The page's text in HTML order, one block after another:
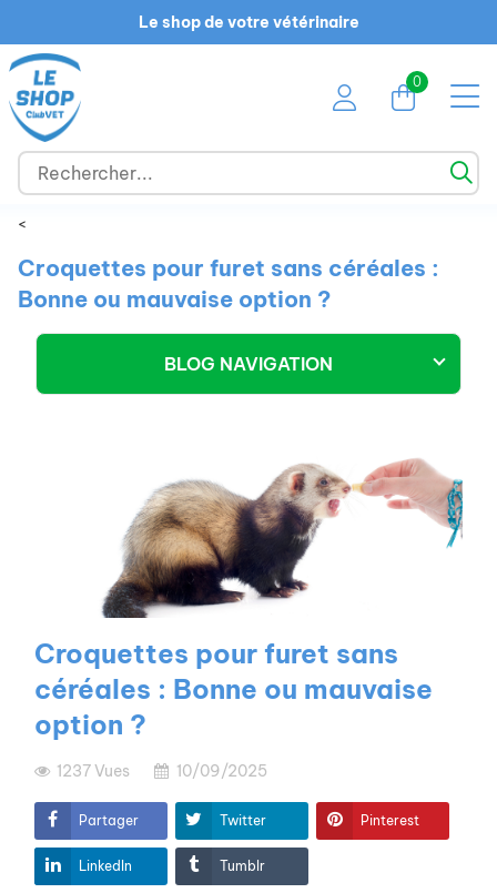
Le shop de votre vétérinaire
0
<
Croquettes pour furet sans céréales :
Bonne ou mauvaise option ?
BLOG NAVIGATION
Croquettes pour furet sans
céréales : Bonne ou mauvaise
option ?
1237Vues 10/09/2025
Partager Twitter Pinterest
LinkedIn Tumblr